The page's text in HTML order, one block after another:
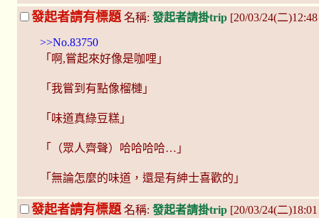
發起者請有標題 名稱: 發起者請掛trip [20/03/24(二
>>No.83750
「啊,嘗起來好像是咖哩」
「我嘗到有點像榴槤」
「味道真綠豆糕」
「（眾人齊聲）哈哈哈哈…」
「無論怎麼的味道，還是有紳士喜歡的」
發起者請有標題名稱: 發起者請掛trip [20/03/24(二